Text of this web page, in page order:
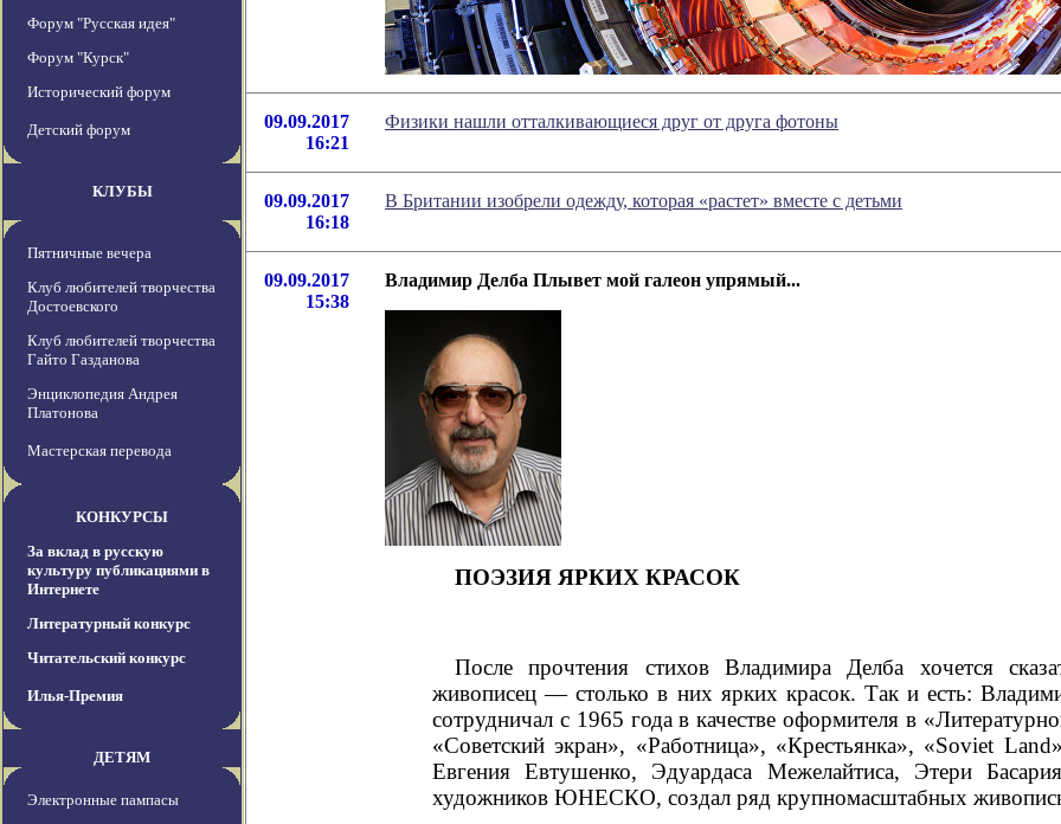
Форум "Русская идея"
Форум "Курск"
Исторический форум
Детский форум
КЛУБЫ
Пятничные вечера
Клуб любителей творчества
Достоевского
Клуб любителей творчества
Гайто Газданова
Энциклопедия Андрея
Платонова
Мастерская перевода
КОНКУРСЫ
За вклад в русскую
культуру публикациями в
Интернете
Литературный конкурс
Читательский конкурс
Илья-Премия
ДЕТЯМ
Электронные пампасы
09.09.2017
16:21
Физики нашли отталкивающиеся друг от друга фотоны
09.09.2017
16:18
В Британии изобрели одежду, которая «растет» вместе с детьми
09.09.2017
15:38
Владимир Делба Плывет мой галеон упрямый...
ПОЭЗИЯ ЯРКИХ КРАСОК
После прочтения стихов Владимира Делба хочется
живописец — столько в них ярких красок. Так и есть:
сотрудничал с 1965 года в качестве оформителя в
«Советский экран», «Работница», «Крестьянка», «Soviet
Евгения Евтушенко, Эдуардаса Межелайтиса, Этери
художников ЮНЕСКО, создал ряд крупномасштабных